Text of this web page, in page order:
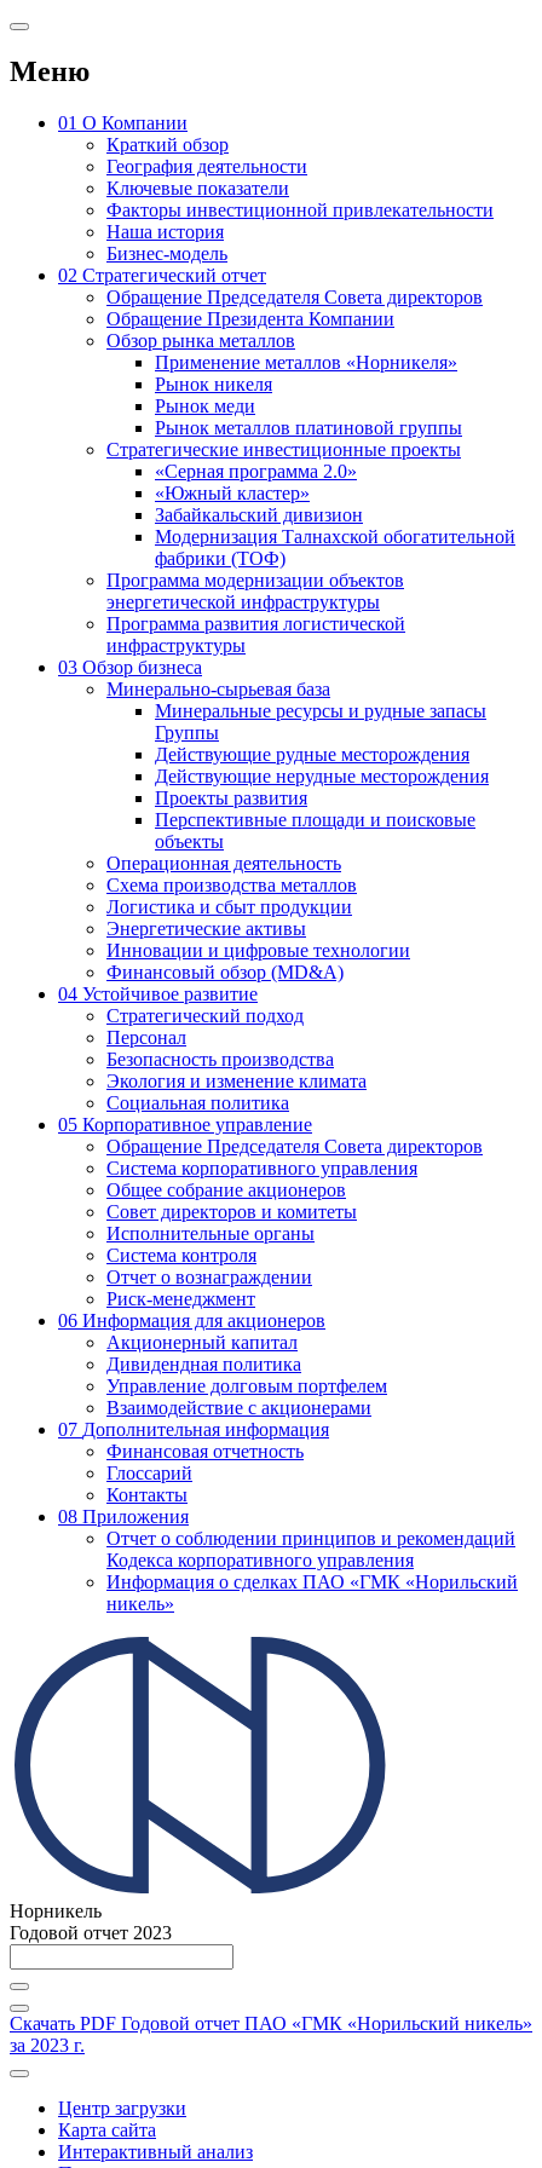
Меню
01 О Компании
Краткий обзор
География деятельности
Ключевые показатели
Факторы инвестиционной привлекательности
Наша история
Бизнес-модель
02 Стратегический отчет
Обращение Председателя Совета директоров
Обращение Президента Компании
Обзор рынка металлов
Применение металлов «Норникеля»
Рынок никеля
Рынок меди
Рынок металлов платиновой группы
Стратегические инвестиционные проекты
«Серная программа 2.0»
«Южный кластер»
Забайкальский дивизион
Модернизация Талнахской обогатительной
фабрики (ТОФ)
Программа модернизации объектов
энергетической инфраструктуры
Программа развития логистической
инфраструктуры
03 Обзор бизнеса
Минерально-сырьевая база
Минеральные ресурсы и рудные запасы
Группы
Действующие рудные месторождения
Действующие нерудные месторождения
Проекты развития
Перспективные площади и поисковые
объекты
Операционная деятельность
Схема производства металлов
Логистика и сбыт продукции
Энергетические активы
Инновации и цифровые технологии
Финансовый обзор (MD&A)
04 Устойчивое развитие
Стратегический подход
Персонал
Безопасность производства
Экология и изменение климата
Социальная политика
05 Корпоративное управление
Обращение Председателя Совета директоров
Система корпоративного управления
Общее собрание акционеров
Совет директоров и комитеты
Исполнительные органы
Система контроля
Отчет о вознаграждении
Риск-менеджмент
06 Информация для акционеров
Акционерный капитал
Дивидендная политика
Управление долговым портфелем
Взаимодействие с акционерами
07 Дополнительная информация
Финансовая отчетность
Глоссарий
Контакты
08 Приложения
Отчет о соблюдении принципов и рекомендаций
Кодекса корпоративного управления
Информация о сделках ПАО «ГМК «Норильский
никель»
Норникель
Годовой отчет 2023
Скачать PDF Годовой отчет ПАО «ГМК «Норильский никель»
за 2023 г.
Центр загрузки
Карта сайта
Интерактивный анализ